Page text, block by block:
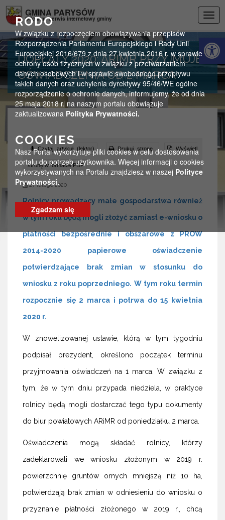
RODO
W związku z rozpoczęciem obowiązywania przepisów
Rozporządzenia Parlamentu Europejskiego i Rady Unii
Europejskiej 2016/679 z dnia 27 kwietnia 2016 r. w sprawie
ochrony osób fizycznych w związku z przetwarzaniem
danych osobowych i w sprawie swobodnego przepływu
takich danych oraz uchylenia dyrektywy 95/46/WE ogólne
rozporządzenie o ochronie danych, informujemy, że od dnia
25 maja 2018 r. na naszym portalu obowiązuje
zaktualizowana Polityka Prywatności.
COOKIES
Nasz Portal wykorzytuje pliki cookies w celu dostosowania
portalu do potrzeb użytkownika. Więcej informacji o cookies
wykorzystywanych na Portalu znajdziesz w naszej Polityce
Prywatności.
Zgadzam się
GMINA PARYSÓW
Oficjalny serwis internetowy gminy
DOPŁATY 2020: ARIMR PRZYJMUJE
OŚWIADCZENIA OD 2 MARCA
Czytaj artykuł (lektor) Drukuj stronę Wyświetl
stronę w formacie PDF
27 lutego 2020
Rolnicy prowadzący małe gospodarstwa również
w tym roku będą mogli złożyć zamiast e-wniosku o
płatności bezpośrednie i obszarowe z PROW
2014-2020 papierowe oświadczenie
potwierdzające brak zmian w stosunku do
wniosku z roku poprzedniego. W tym roku termin
rozpocznie się 2 marca i potrwa do 15 kwietnia
2020 r.
W znowelizowanej ustawie, którą w tym tygodniu
podpisał prezydent, określono początek terminu
przyjmowania oświadczeń na 1 marca. W związku z
tym, że w tym dniu przypada niedziela, w praktyce
rolnicy będą mogli dostarczać tego typu dokumenty
do biur powiatowych ARiMR od poniedziałku 2 marca.
Oświadczenia mogą składać rolnicy, którzy
zadeklarowali we wniosku złożonym w 2019 r.
powierzchnię gruntów ornych mniejszą niż 10 ha,
potwierdzają brak zmian w odniesieniu do wniosku o
przyznanie płatności złożonego w 2019 r., chcą